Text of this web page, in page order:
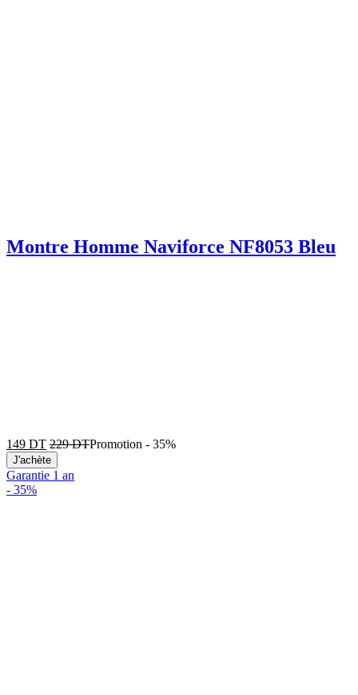
Montre Homme Naviforce NF8053 Bleu
149 DT 229DTPromotion - 35%
J'achète
Garantie 1 an
- 35%